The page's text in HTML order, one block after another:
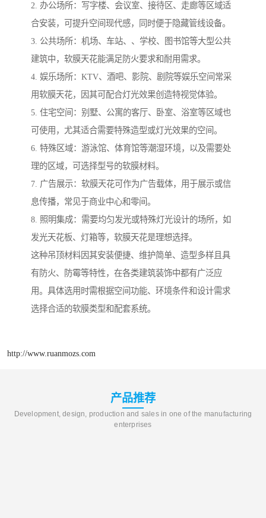
2. 办公场所：写字楼、会议室、接待区、走廊等区域适
合安装，可提升空间现代感，同时便于隐藏管线设备。
3. 公共场所：机场、车站、、学校、图书馆等大型公共
建筑中，软膜天花能满足防火要求和耐用需求。
4. 娱乐场所：KTV、酒吧、影院、剧院等娱乐空间常采
用软膜天花，因其可配合灯光效果创造特视觉体验。
5. 住宅空间：别墅、公寓的客厅、卧室、浴室等区域也
可使用，尤其适合需要特殊造型或灯光效果的空间。
6. 特殊区域：游泳馆、体育馆等潮湿环境，以及需要处
理的区域，可选择型号的软膜材料。
7. 广告展示：软膜天花可作为广告载体，用于展示或信
息传播，常见于商业中心和零间。
8. 照明集成：需要均匀发光或特殊灯光设计的场所，如
发光天花板、灯箱等，软膜天花是理想选择。
这种吊顶材料因其安装便捷、维护简单、造型多样且具
有防火、防霉等特性，在各类建筑装饰中都有广泛应
用。具体选用时需根据空间功能、环境条件和设计需求
选择合适的软膜类型和配套系统。
http://www.ruanmozs.com
产品推荐
Development, design, production and sales in one of the manufacturing
enterprises